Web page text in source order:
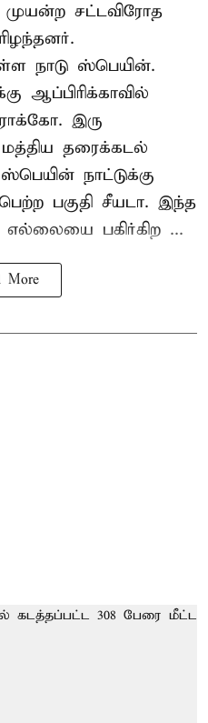
முயன்ற சட்டவிரோத
நாடு ஸ்பெயின்.
ஆப்பிரிக்காவில்
இரு
தரைக்கடல்
நாட்டுக்கு
பகுதி சீயடா. இந்த
பகிர்கிற ...
More